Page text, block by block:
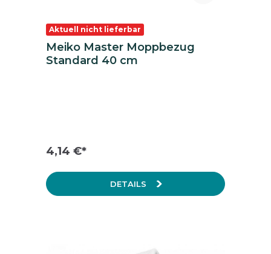
Aktuell nicht lieferbar
Meiko Master Moppbezug
Standard 40 cm
4,14 €*
DETAILS